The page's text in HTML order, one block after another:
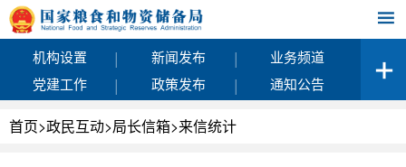
机构设置 | 新闻发布 |
业务频道
党建工作
| 政策发布 | 通知公告
首页>政民互动>局长信箱>来信统计